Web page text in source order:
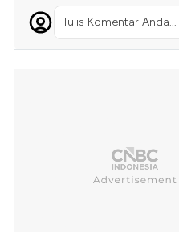
Tulis Komentar Anda...